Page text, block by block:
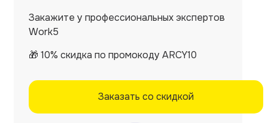
Закажите у профессиональных экспертов
Work5
🎁 10% скидка по промокоду ARCY10
Заказать со скидкой